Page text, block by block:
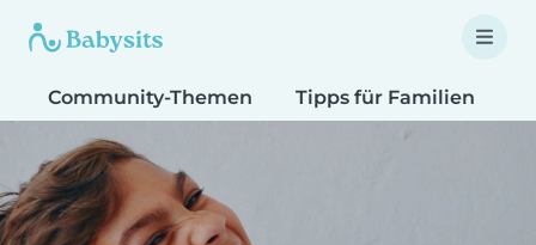
Community-Themen Tipps für Familien